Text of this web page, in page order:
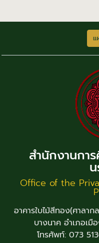
แ
สำนักงานกา
Office of the
อาคารใบไม้สีทอง(ศาลา
บางนาค อำเภอเ
โทรศัพท์: 073